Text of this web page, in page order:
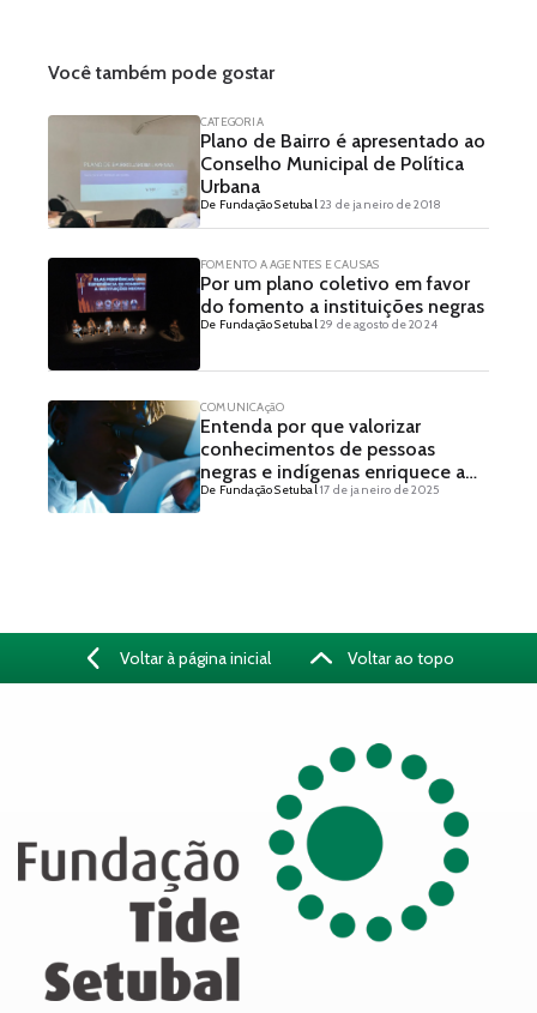
Você também pode gostar
CATEGORIA
Plano de Bairro é apresentado ao
Conselho Municipal de Política
Urbana
De Fundação Setubal23 de janeiro de 2018
FOMENTO A AGENTES E CAUSAS
Por um plano coletivo em favor
do fomento a instituições negras
De Fundação Setubal29 de agosto de 2024
COMUNICAçãO
Entenda por que valorizar
conhecimentos de pessoas
negras e indígenas enriquece a
ciência e a sociedade
De Fundação Setubal17 de janeiro de 2025
Voltar à página inicial Voltar ao topo